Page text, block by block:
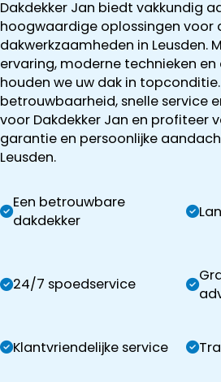
Dakdekker Jan biedt vakkundig
hoogwaardige oplossingen voor
dakwerkzaamheden in Leusden.
ervaring, moderne technieken
houden we uw dak in
betrouwbaarheid, snelle service
voor Dakdekker Jan en profiteer
garantie en persoonlijke
Leusden.
Een betrouwbare
dakdekker
24/7 spoedservice
Klantvriendelijke service